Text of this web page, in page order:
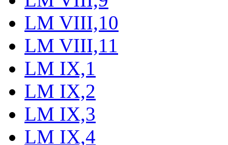
LM VIII,10
LM VIII,11
LM IX,1
LM IX,2
LM IX,3
LM IX,4